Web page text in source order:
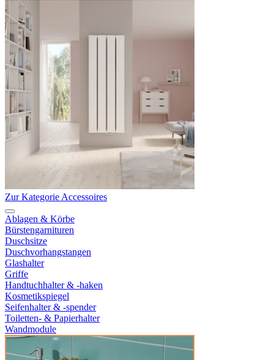
Zur Kategorie Accessoires
Ablagen & Körbe
Bürstengarnituren
Duschsitze
Duschvorhangstangen
Glashalter
Griffe
Handtuchhalter & -haken
Kosmetikspiegel
Seifenhalter & -spender
Toiletten- & Papierhalter
Wandmodule